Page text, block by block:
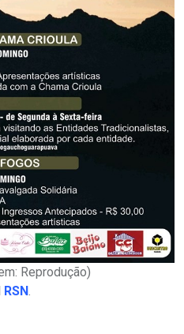
Reprodução)
RSN.